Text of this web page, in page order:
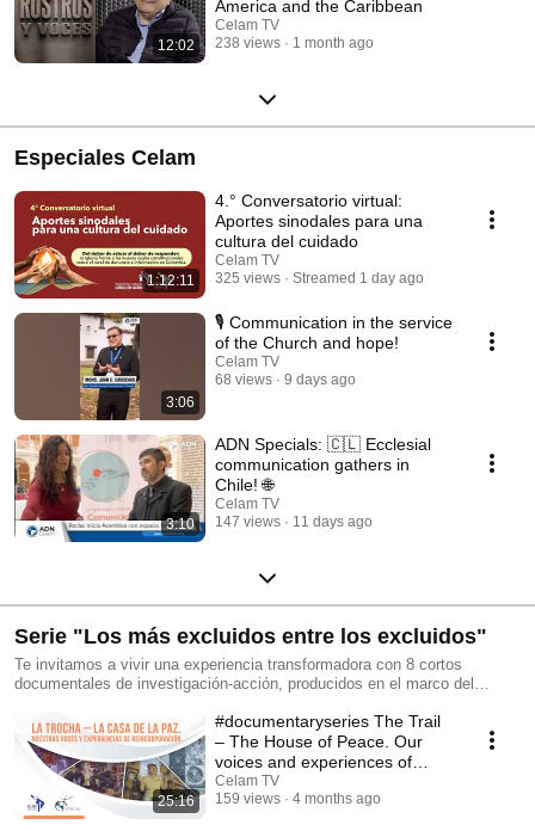
12:02
America and the Caribbean
Celam TV
238 views
1 month ago
Especiales Celam
1:12:11
4.° Conversatorio virtual:
Aportes sinodales para una
cultura del cuidado
Celam TV
325 views
Streamed 1 day ago
3:06
🎙️ Communication in the service
of the Church and hope!
Celam TV
68 views
9 days ago
3:10
ADN Specials: 🇨🇱 Ecclesial
communication gathers in
Chile! 🌐
Celam TV
147 views
11 days ago
Serie "Los más excluidos entre los excluidos"
Te invitamos a vivir una experiencia transformadora con 8 cortos
documentales de investigación-acción, producidos en el marco del
más excluidos entre los excluidos en América Latina y el Caribe” de la
alianza Celam-ODUCAL.
25:16
#documentaryseries The Trail
– The House of Peace. Our
voices and experiences of
reintegration
Celam TV
159 views
4 months ago